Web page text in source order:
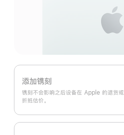
添加镌刻
镌刻不会影响之后设备在 Apple 的退货或
折抵估价。